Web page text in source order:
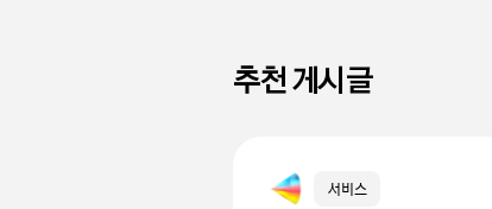
추천 게시글
서비스
ESG
서비스